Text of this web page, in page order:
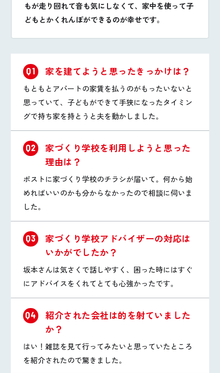
もが走り回れて音も気にしなくて、家中を使って子
どもとかくれんぼができるのが幸せです。
Q1 家を建てようと思ったきっかけは？
もともとアパートの家賃を払うのがもったいないと
思っていて、子どもができて手狭になったタイミン
グで持ち家を持とうと夫を動かしました。
Q2
家づくり学校を利用しようと思った
理由は？
ポストに家づくり学校のチラシが届いて。何から始
めればいいのかも分からなかったので相談に伺いま
した。
Q3
家づくり学校アドバイザーの対応は
いかがでしたか？
坂本さんは気さくで話しやすく、困った時にはすぐ
にアドバイスをくれてとても心強かったです。
Q4
紹介された会社は的を射ていました
か？
はい！雑誌を見て行ってみたいと思っていたところ
を紹介されたので驚きました。